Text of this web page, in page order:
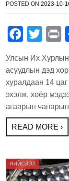
POSTED ON 2023-10-
F
c
e
b
o
o
T
tt
er
t
Улсын Их Хурлын
асуудлын дэд
хуралдаан 14
эхэлж, хоёр
агаарын
READ MORE ›
НИЙСЛЭЛ